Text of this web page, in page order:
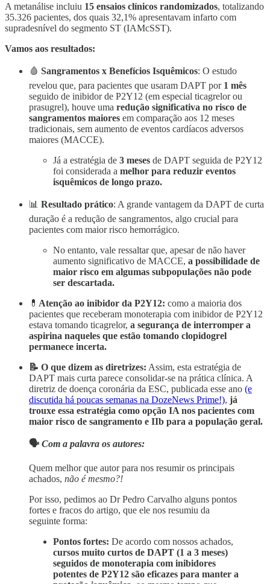
A metanálise incluiu 15 ensaios clínicos randomizados, totalizando
35.326 pacientes, dos quais 32,1% apresentavam infarto com
supradesnível do segmento ST (IAMcSST).
Vamos aos resultados:
🩸 Sangramentos x Benefícios Isquêmicos: O estudo
revelou que, para pacientes que usaram DAPT por 1 mês
seguido de inibidor de P2Y12 (em especial ticagrelor ou
prasugrel), houve uma redução significativa no risco de
sangramentos maiores em comparação aos 12 meses
tradicionais, sem aumento de eventos cardíacos adversos
maiores (MACCE).
Já a estratégia de 3 meses de DAPT seguida de P2Y12
foi considerada a melhor para reduzir eventos
isquêmicos de longo prazo.
📊 Resultado prático: A grande vantagem da DAPT de curta
duração é a redução de sangramentos, algo crucial para
pacientes com maior risco hemorrágico.
No entanto, vale ressaltar que, apesar de não haver
aumento significativo de MACCE, a possibilidade de
maior risco em algumas subpopulações não pode
ser descartada.
💊 Atenção ao inibidor da P2Y12: como a maioria dos
pacientes que receberam monoterapia com inibidor de P2Y12
estava tomando ticagrelor, a segurança de interromper a
aspirina naqueles que estão tomando clopidogrel
permanece incerta.
📝 O que dizem as diretrizes: Assim, esta estratégia de
DAPT mais curta parece consolidar-se na prática clínica. A
diretriz de doença coronária da ESC, publicada esse ano (e
discutida há poucas semanas na DozeNews Prime!), já
trouxe essa estratégia como opção IA nos pacientes com
maior risco de sangramento e IIb para a população geral.
🗣 Com a palavra os autores:
Quem melhor que autor para nos resumir os principais
achados, não é mesmo?!
Por isso, pedimos ao Dr Pedro Carvalho alguns pontos
fortes e fracos do artigo, que ele nos resumiu da
seguinte forma:
Pontos fortes: De acordo com nossos achados,
cursos muito curtos de DAPT (1 a 3 meses)
seguidos de monoterapia com inibidores
potentes de P2Y12 são eficazes para manter a